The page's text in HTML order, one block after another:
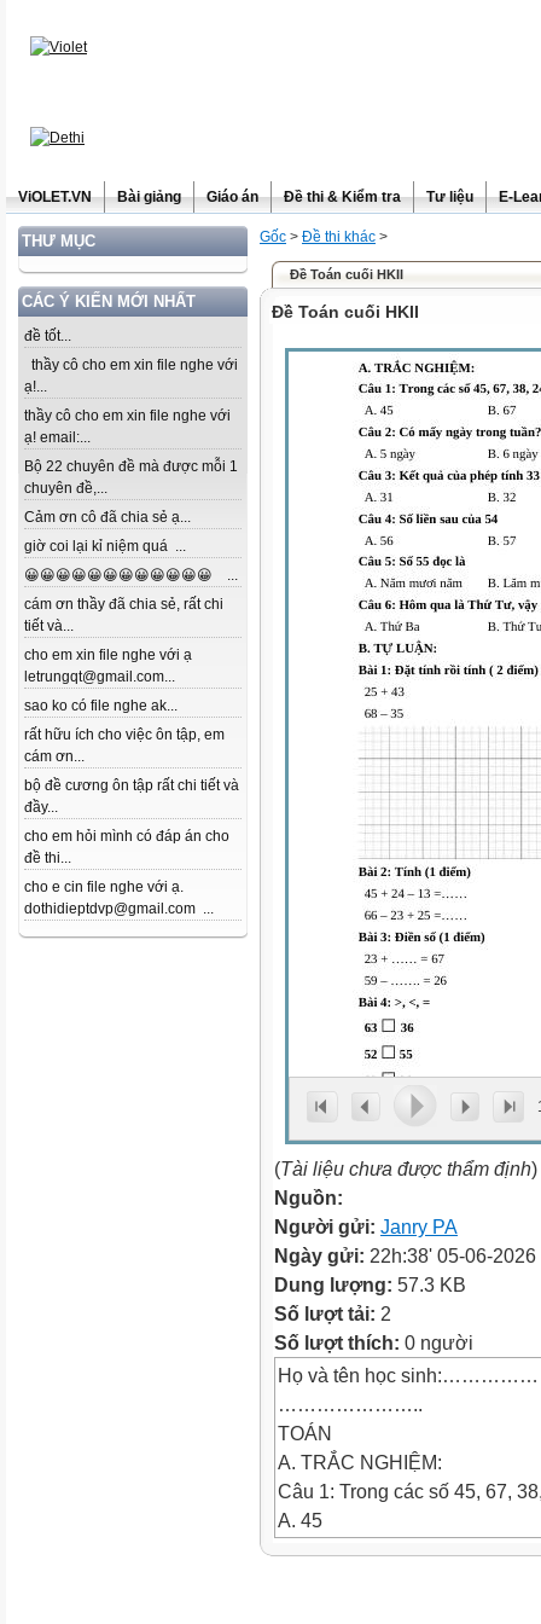
ViOLET.VN Bài giảng Giáo án Đề thi & Kiểm tra Tư liệu E-
THƯ MỤC
CÁC Ý KIẾN MỚI NHẤT
đề tốt...
thầy cô cho em xin file nghe với
ạ!...
thầy cô cho em xin file nghe với
ạ! email:...
Bộ 22 chuyên đề mà được mỗi 1
chuyên đề,...
Cảm ơn cô đã chia sẻ ạ...
giờ coi lại kỉ niệm quá ...
😀😀😀😀😀😀😀😀😀😀😀😀 ...
cám ơn thầy đã chia sẻ, rất chi
tiết và...
cho em xin file nghe với ạ
letrungqt@gmail.com...
sao ko có file nghe ak...
rất hữu ích cho việc ôn tập, em
cám ơn...
bộ đề cương ôn tập rất chi tiết và
đầy...
cho em hỏi mình có đáp án cho
đề thi...
cho e cin file nghe với ạ.
dothidieptdvp@gmail.com ...
Gốc > Đề thi khác >
Đề Toán cuối HKII
Đề Toán cuối HKII
(Tài liệu chưa được thẩm định)
Nguồn:
Người gửi: Janry PA
Ngày gửi: 22h:38' 05-06-2026
Dung lượng: 57.3 KB
Số lượt tải: 2
Số lượt thích: 0 người
Họ và tên học
…………………..
TOÁN
A. TRẮC NGHIỆM:
Câu 1: Trong các số 45, 67,
A. 45